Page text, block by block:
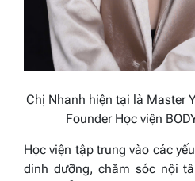
Chị Nhanh hiện tại là Master
Founder Học viện
Học viện tập trung vào các
dinh dưỡng, chăm sóc nội